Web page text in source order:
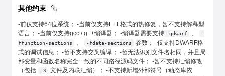
其他约束
-前仅支持64位系统； -当前仅支持ELF格式的热修复，暂不支持解释型
语言； -当前仅支持gcc / g++编译器； -编译器需要支持 -gdwarf 、
-
ffunction-sections
、 -fdata-sections
参数； -仅支持DWARF格
式的调试信息； -暂不支持交叉编译； -暂无法识别文件名相同，并且局
部变量和函数名称完全一致的不同路径源码文件； -暂不支持汇编修改
（包括
.S
文件及内联汇编）； -不支持新增外部符号（动态库依